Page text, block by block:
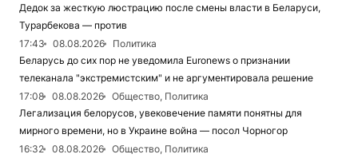
Дедок за жесткую люстрацию после смены власти в Беларуси,
Турарбекова — против
17:43
08.08.2026
Политика
Беларусь до сих пор не уведомила Euronews о признании
телеканала "экстремистским" и не аргументировала решение
17:08
08.08.2026
Общество, Политика
Легализация белорусов, увековечение памяти понятны для
мирного времени, но в Украине война — посол Чорногор
16:32
08.08.2026
Общество, Политика